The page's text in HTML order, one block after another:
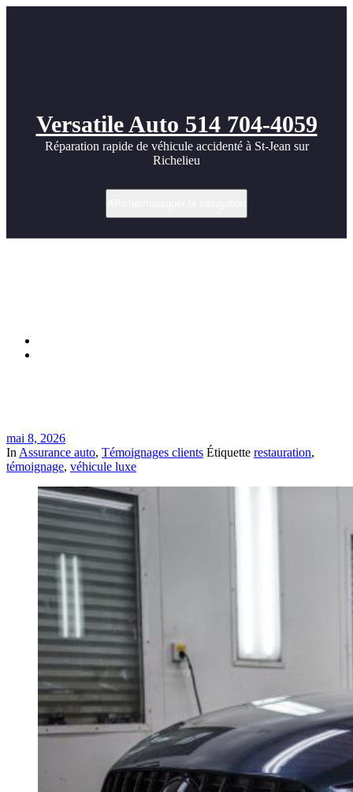
Versatile Auto 514 704-4059
Réparation rapide de véhicule accidenté à St-Jean sur
Richelieu
mai 8, 2026
In Assurance auto, Témoignages clients Étiquette restauration,
témoignage, véhicule luxe